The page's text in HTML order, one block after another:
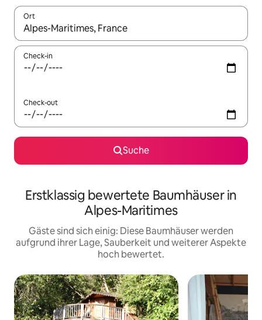
Ort
Wenn Ergebnisse verfügbar sind, navigiere mit den
Check-in
Check-out
Suche
Erstklassig bewertete Baumhäuser in
Alpes-Maritimes
Gäste sind sich einig: Diese Baumhäuser werden
aufgrund ihrer Lage, Sauberkeit und weiterer Aspekte
hoch bewertet.